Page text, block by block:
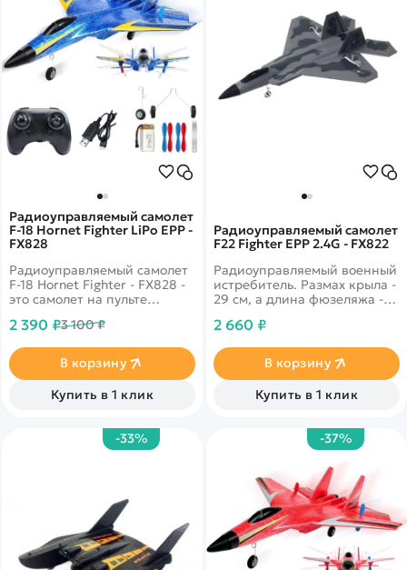
Радиоуправляемый самолет
F-18 Hornet Fighter LiPo EPP -
FX828
Радиоуправляемый самолет
F-18 Hornet Fighter - FX828 -
это самолет на пульте
начинающих пилотов,
из материала EPP, прочный
и легкий. Кроме того, это
хороший подарок для ваших
детей, он хорош как для
для развития интеллекта.
Классный внешний вид,
новичков! Самолет Flybear
FX828 поставляется в
комплектации RTF нужны
будут только батарейки для
пульта управления.
2 390 ₽3 100 ₽
В корзину
Купить в 1 клик
Радиоуправляемый самолет
F22 Fighter EPP 2.4G - FX822
Радиоуправляемый военный
истребитель. Размах крыла -
29 см, а длина фюзеляжа -
коллекторные двигатели.
выполнения трюков, путем
изменения тяги на один из
моторов. Время игры 15-20
минут.&nbsp;
2 660 ₽
В корзину
Купить в 1 клик
-33% -37%